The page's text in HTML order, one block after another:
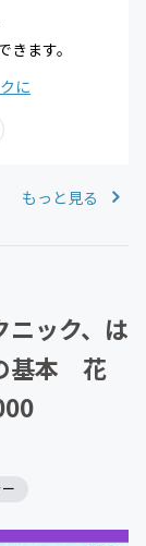
ます。
に
もっと見る
ック、は
基本 花